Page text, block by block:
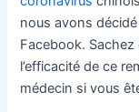
nous avons
Facebook.
l’efficacité de ce
médecin si vous